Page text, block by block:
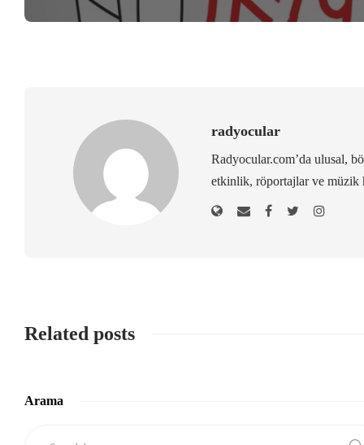
radyocular
Radyocular.com’da ulusal,
etkinlik, röportajlar ve müzik
Related posts
Arama